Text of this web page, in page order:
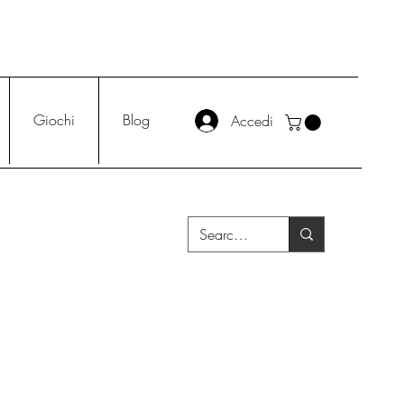
Giochi Blog Accedi